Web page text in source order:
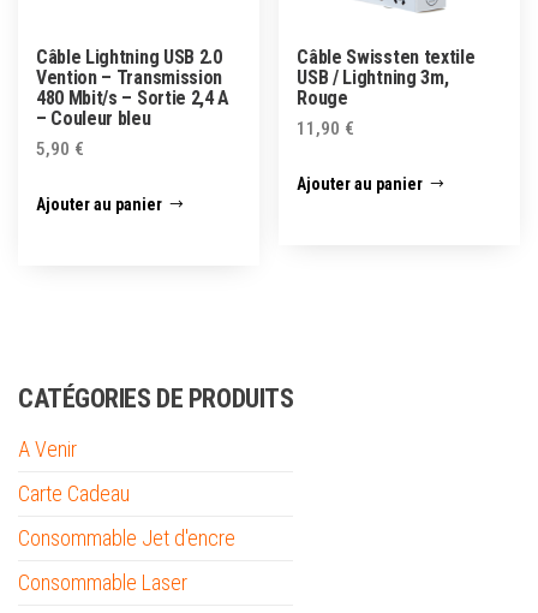
Câble Lightning USB 2.0
Vention – Transmission
480 Mbit/s – Sortie 2,4 A
– Couleur bleu
5,90 €
Ajouter au panier
Câble Swissten textile
USB / Lightning 3m,
Rouge
11,90 €
Ajouter au panier
CATÉGORIES DE PRODUITS
A Venir
Carte Cadeau
Consommable Jet d'encre
Consommable Laser